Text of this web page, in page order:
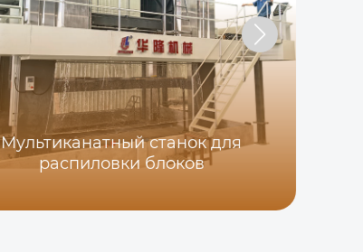
Мультиканатный станок для
распиловки блоков